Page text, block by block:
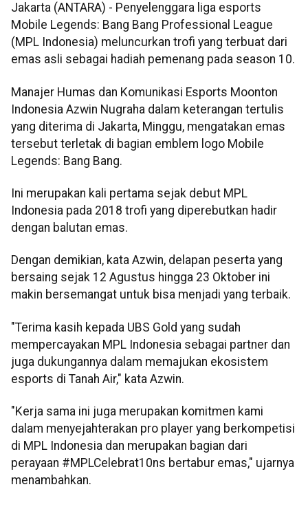
Jakarta (ANTARA) - Penyelenggara liga esports
Mobile Legends: Bang Bang Professional League
(MPL Indonesia) meluncurkan trofi yang terbuat dari
emas asli sebagai hadiah pemenang pada season 10.
Manajer Humas dan Komunikasi Esports Moonton
Indonesia Azwin Nugraha dalam keterangan tertulis
yang diterima di Jakarta, Minggu, mengatakan emas
tersebut terletak di bagian emblem logo Mobile
Legends: Bang Bang.
Ini merupakan kali pertama sejak debut MPL
Indonesia pada 2018 trofi yang diperebutkan hadir
dengan balutan emas.
Dengan demikian, kata Azwin, delapan peserta yang
bersaing sejak 12 Agustus hingga 23 Oktober ini
makin bersemangat untuk bisa menjadi yang terbaik.
"Terima kasih kepada UBS Gold yang sudah
mempercayakan MPL Indonesia sebagai partner dan
juga dukungannya dalam memajukan ekosistem
esports di Tanah Air," kata Azwin.
"Kerja sama ini juga merupakan komitmen kami
dalam menyejahterakan pro player yang berkompetisi
di MPL Indonesia dan merupakan bagian dari
perayaan #MPLCelebrat10ns bertabur emas," ujarnya
menambahkan.